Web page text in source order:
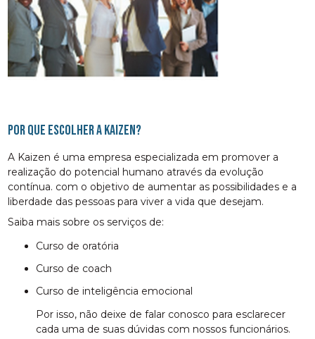
Por que escolher a Kaizen?
A Kaizen é uma empresa especializada em promover a
realização do potencial humano através da evolução
contínua. com o objetivo de aumentar as possibilidades e a
liberdade das pessoas para viver a vida que desejam.
Saiba mais sobre os serviços de:
curso de oratória
curso de coach
curso de inteligência emocional
Por isso, não deixe de falar conosco para esclarecer
cada uma de suas dúvidas com nossos funcionários.